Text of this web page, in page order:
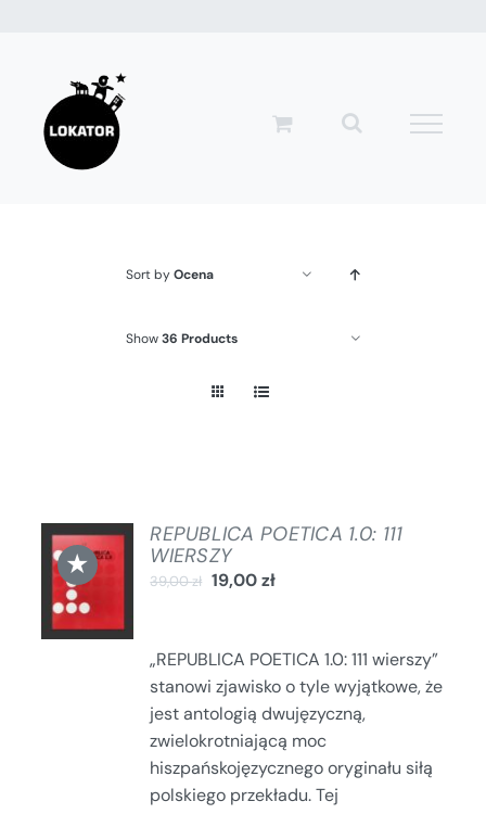
zawartości
Sort byOcena
Show36 Products
★
DODAJ
DO
KOSZYKA
/
SZCZEGÓŁY
REPUBLICA POETICA 1.0: 111
WIERSZY
39,00zł 19,00zł
„REPUBLICA POETICA 1.0: 111 wierszy”
stanowi zjawisko o tyle wyjątkowe, że
jest antologią dwujęzyczną,
zwielokrotniającą moc
hiszpańskojęzycznego oryginału siłą
polskiego przekładu. Tej